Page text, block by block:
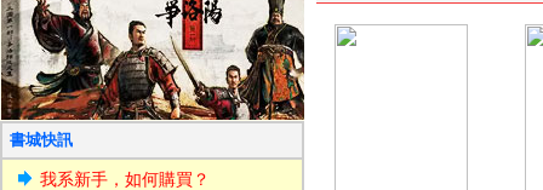
書城快訊
我系新手，如何購買？